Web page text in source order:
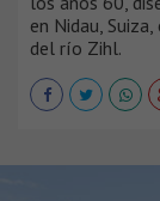
en Nidau,
del río Zihl.